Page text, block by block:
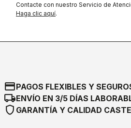
Contacte con nuestro Servicio de
Haga clic aquí.
credit_cardPAGOS FLEXIBLES Y
local_shippingENVÍO EN 3/5 DÍAS
shield GARANTÍA Y CALIDAD